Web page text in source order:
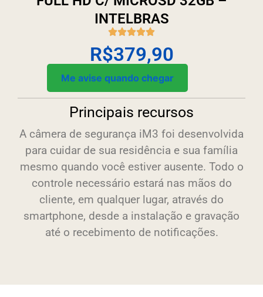
INTELBRAS
R$379,90
Me avise quando chegar
Principais recursos
A câmera de segurança iM3 foi desenvolvida
para cuidar de sua residência e sua família
mesmo quando você estiver ausente. Todo o
controle necessário estará nas mãos do
cliente, em qualquer lugar, através do
smartphone, desde a instalação e gravação
até o recebimento de notificações.